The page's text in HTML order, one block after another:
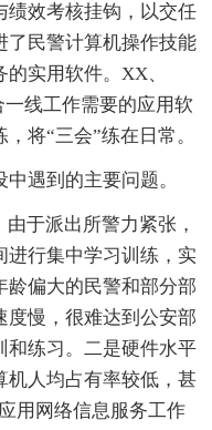
绩效考核挂钩，以交任
了民警计算机操作技能
实用软件。XX、
线工作需要的应用软
将“三会”练在日常。
遇到的主要问题。
于派出所警力紧张，
进行集中学习训练，实
龄偏大的民警和部分部
度慢，很难达到公安部
和练习。二是硬件水平
机人均占有率较低，甚
用网络信息服务工作